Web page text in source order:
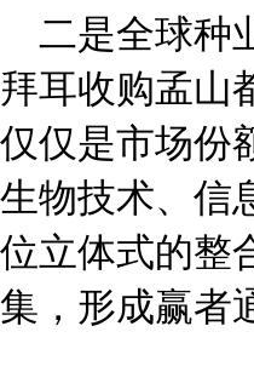
二是全球种
拜耳收购孟山
仅仅是市场份
生物技术、信
位立体式的整
集，形成赢者